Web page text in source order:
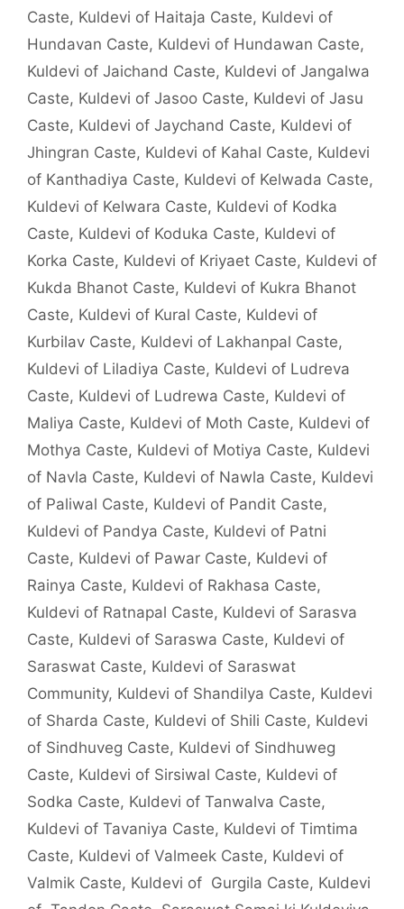
Caste, Kuldevi of Haitaja Caste, Kuldevi of
Hundavan Caste, Kuldevi of Hundawan Caste,
Kuldevi of Jaichand Caste, Kuldevi of Jangalwa
Caste, Kuldevi of Jasoo Caste, Kuldevi of Jasu
Caste, Kuldevi of Jaychand Caste, Kuldevi of
Jhingran Caste, Kuldevi of Kahal Caste, Kuldevi
of Kanthadiya Caste, Kuldevi of Kelwada Caste,
Kuldevi of Kelwara Caste, Kuldevi of Kodka
Caste, Kuldevi of Koduka Caste, Kuldevi of
Korka Caste, Kuldevi of Kriyaet Caste, Kuldevi of
Kukda Bhanot Caste, Kuldevi of Kukra Bhanot
Caste, Kuldevi of Kural Caste, Kuldevi of
Kurbilav Caste, Kuldevi of Lakhanpal Caste,
Kuldevi of Liladiya Caste, Kuldevi of Ludreva
Caste, Kuldevi of Ludrewa Caste, Kuldevi of
Maliya Caste, Kuldevi of Moth Caste, Kuldevi of
Mothya Caste, Kuldevi of Motiya Caste, Kuldevi
of Navla Caste, Kuldevi of Nawla Caste, Kuldevi
of Paliwal Caste, Kuldevi of Pandit Caste,
Kuldevi of Pandya Caste, Kuldevi of Patni
Caste, Kuldevi of Pawar Caste, Kuldevi of
Rainya Caste, Kuldevi of Rakhasa Caste,
Kuldevi of Ratnapal Caste, Kuldevi of Sarasva
Caste, Kuldevi of Saraswa Caste, Kuldevi of
Saraswat Caste, Kuldevi of Saraswat
Community, Kuldevi of Shandilya Caste, Kuldevi
of Sharda Caste, Kuldevi of Shili Caste, Kuldevi
of Sindhuveg Caste, Kuldevi of Sindhuweg
Caste, Kuldevi of Sirsiwal Caste, Kuldevi of
Sodka Caste, Kuldevi of Tanwalva Caste,
Kuldevi of Tavaniya Caste, Kuldevi of Timtima
Caste, Kuldevi of Valmeek Caste, Kuldevi of
Valmik Caste, Kuldevi of Gurgila Caste, Kuldevi